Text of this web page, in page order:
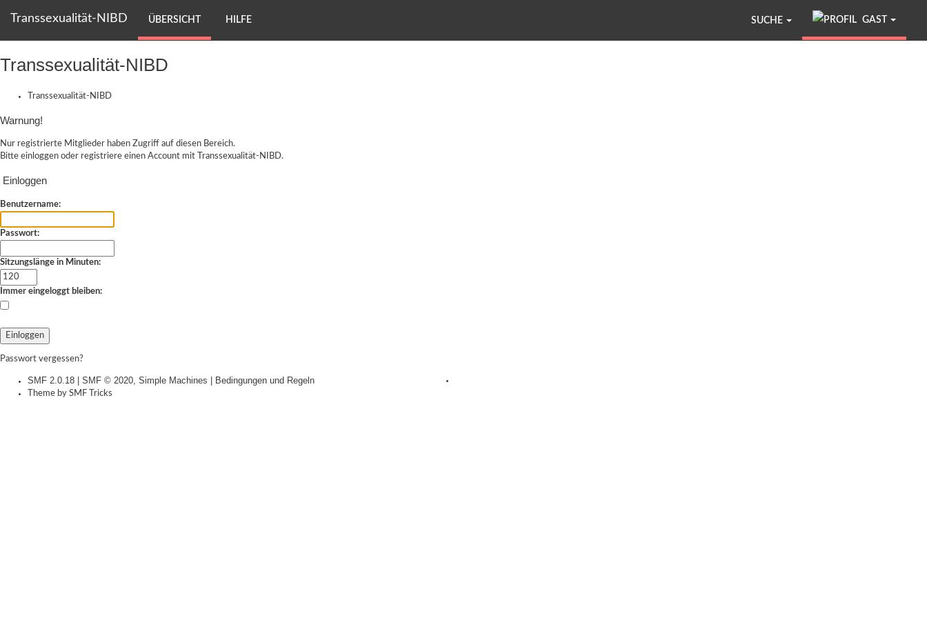
Transsexualität-NIBD ÜBERSICHT HILFE GAST
SUCHE
Transsexualität-NIBD
Transsexualität-NIBD
Warnung!
Nur registrierte Mitglieder haben Zugriff auf diesen Bereich.
Bitte einloggen oder registriere einen Account mit Transsexualität-NIBD.
Einloggen
Benutzername:
Passwort:
Sitzungslänge in Minuten:
Immer eingeloggt bleiben:
Passwort vergessen?
SMF 2.0.18 | SMF © 2020 Simple Machines | Bedingungen und Regeln
Theme by SMF Tricks